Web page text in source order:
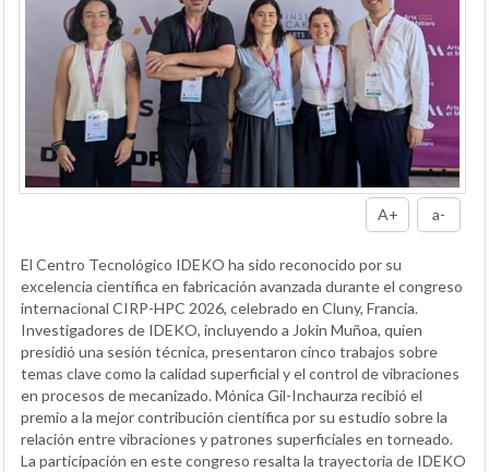
A+ a-
El Centro Tecnológico IDEKO ha sido reconocido por su
excelencia científica en fabricación avanzada durante el congreso
internacional CIRP-HPC 2026, celebrado en Cluny, Francia.
Investigadores de IDEKO, incluyendo a Jokin Muñoa, quien
presidió una sesión técnica, presentaron cinco trabajos sobre
temas clave como la calidad superficial y el control de vibraciones
en procesos de mecanizado. Mónica Gil-Inchaurza recibió el
premio a la mejor contribución científica por su estudio sobre la
relación entre vibraciones y patrones superficiales en torneado.
La participación en este congreso resalta la trayectoria de IDEKO